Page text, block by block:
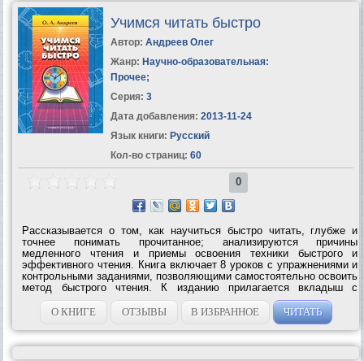
Учимся читать быстро
Автор: Андреев Олег
Жанр: Научно-образовательная:
Прочее;
Серия: 3
Дата добавления: 2013-11-24
Язык книги: Русский
Кол-во страниц: 60
0
Рассказывается о том, как научиться быстро читать, глубже и
точнее понимать прочитанное; анализируются причины
медленного чтения и приемы освоения техники быстрого и
эффективного чтения. Книга включает 8 уроков с упражнениями и
контрольными заданиями, позволяющими самостоятельно освоить
метод быстрого чтения. К изданию прилагается вкладыш с
тренировочными таблицами.УЧИМСЯ ЧИТАТЬ БЫСТРО – Первая
ступень обучения в Школе Олега...
О КНИГЕ ОТЗЫВЫ В ИЗБРАННОЕ ЧИТАТЬ